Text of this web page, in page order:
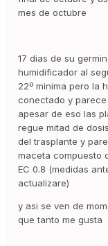
mes de octubre
17 dias de su
humidificador al
22º minima pero la
conectado y
apesar de eso las
regue mitad de
del trasplante y
maceta compuesto
EC 0.8 (medidas
actualizare)
y asi se ven de
que tanto me gusta